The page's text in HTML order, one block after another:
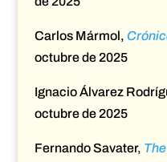
Carlos Mármol,
octubre de 2025
Ignacio Álvarez
octubre de 2025
Fernando Savater,